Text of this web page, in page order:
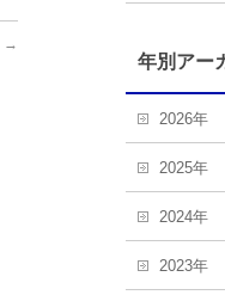
→
年別アー
2026年
2025年
2024年
2023年